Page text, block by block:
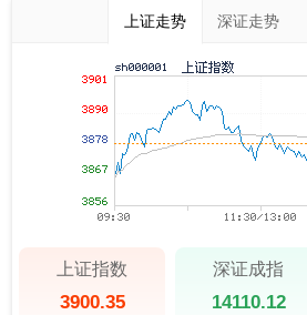
上证走势 深证走势
上证指数
3900.35
深证成指
14110.12